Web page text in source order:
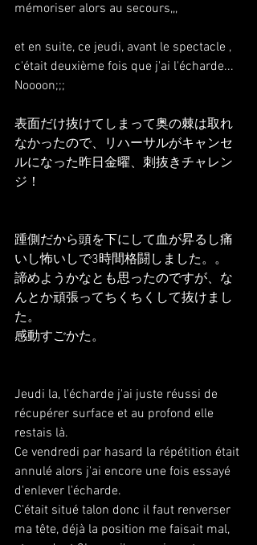
mémoriser alors au secours,,,
et en suite, ce jeudi, avant le spectacle ,
c'était deuxième fois que j'ai l'écharde...
Noooon;;;
表面だけ抜けてしまって奥の棘は取れ
なかったので、リハーサルがキャンセ
ルになった昨日金曜、刺抜きチャレン
ジ！
踵側だから頭を下にして血が昇るし痛
いし怖いしで3時間格闘しました。。
諦めようかなとも思ったのですが、な
んとか頑張ってちくちくして抜けまし
た。
感動すごかた。
Jeudi la, l'écharde j'ai juste réussi de
récupérer surface et au profond elle
restais là.
Ce vendredi par hasard la répétition était
annulé alors j'ai encore une fois essayé
d'enlever l'écharde.
C'était situé talon donc il faut renverser
ma tête, déjà la position me faisait mal,